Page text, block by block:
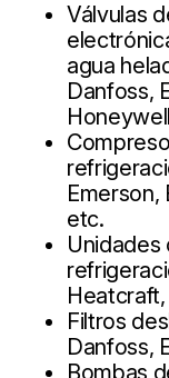
Válvulas
agua
Danfoss,
Emerson,
etc.
Unidades
Filtros
Danfoss,
Bombas